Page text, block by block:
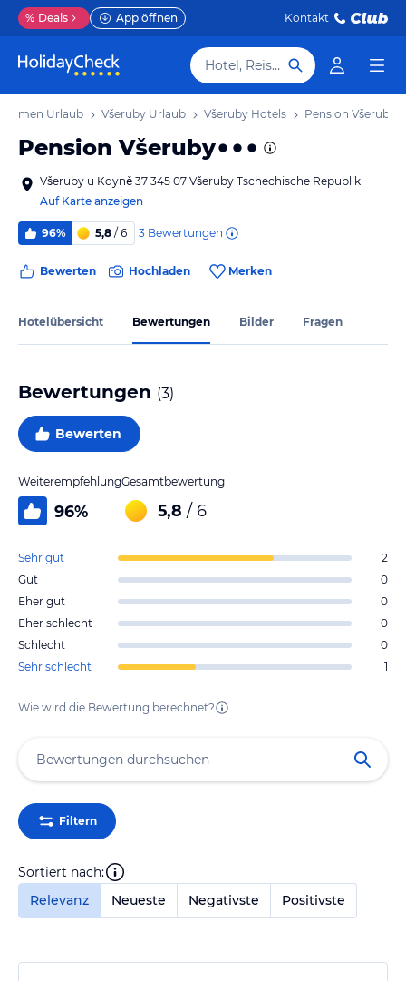
% Deals App öffnen Kontakt
Hotel, Reiseziel
Urlaub Všeruby Urlaub Všeruby Hotels Pension Všeruby
Pension Všeruby
Všeruby u Kdyně 37 345 07 Všeruby Tschechische Republik
Auf Karte anzeigen
96% 5,8 / 6 3 Bewertungen
Bewerten Hochladen Merken
Hotelübersicht Bewertungen Bilder Fragen
Bewertungen (3)
Bewerten
Weiterempfehlung
96%
Gesamtbewertung
5,8 / 6
Sehr gut
2
Gut
0
Eher gut
0
Eher schlecht
0
Schlecht
0
Sehr schlecht
1
Wie wird die Bewertung berechnet?
Filtern
Sortiert nach:
Relevanz
Neueste Negativste Positivste